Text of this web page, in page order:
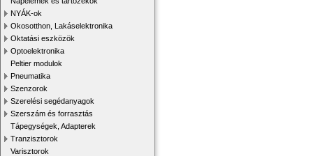
NYÁK-ok
Okosotthon, Lakáselektronika
Oktatási eszközök
Optoelektronika
Peltier modulok
Pneumatika
Szenzorok
Szerelési segédanyagok
Szerszám és forrasztás
Tápegységek, Adapterek
Tranzisztorok
Varisztorok